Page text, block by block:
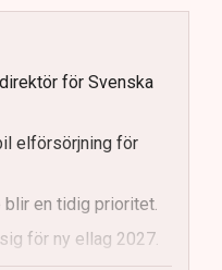
för Svenska
elförsörjning för
en tidig prioritet.
för ny ellag 2027.